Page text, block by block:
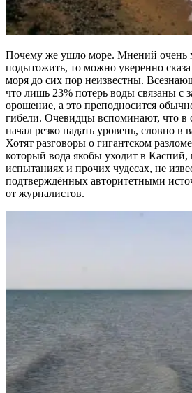
Почему же ушло море. Мнений очень
подытожить, то можно уверенно
моря до сих пор неизвестны.
что лишь 23% потерь воды связаны с
орошение, а это преподносится
гибели. Очевидцы вспоминают, что в
начал резко падать уровень, словно в
Хотят разговоры о гигантском
который вода якобы уходит в
испытаниях и прочих чудесах, не
подтверждённых авторитетными
от журналистов.